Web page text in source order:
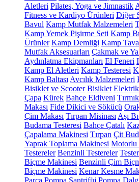
Aletleri Pilates, Yoga ve Jimnastik
Fitness ve Kardiyo Ürünleri Diğer
Bavul Kamp Mutfak Malzemeleri
Kamp Yemek Pişirme Seti Kamp
Ürünler Kamp Demliği Kamp
Mutfak Aksesuarları Çakmak ve
Aydınlatma Ekipmanları El Feneri
Kamp El Aletleri Kamp Testeresi
Kamp Baltası Avcılık Malzemeleri
Bisiklet ve Scooter Bisiklet
Çapa Kürek Bahçe Eldiveni Tırmık
Makası Fide Dikici ve Sökücü
Çim Makası Tırpan Misinası Aşı
Budama Testeresi Bahçe Çatalı
Çapalama Makinesi Tırpan Çit
Yaprak Toplama Makinesi Motorlu
Testereler Benzinli Testereler
Biçme Makinesi Benzinli Çim
Biçme Makinesi Kenar Kesme
Parça Pompa Santrifüj Pompa